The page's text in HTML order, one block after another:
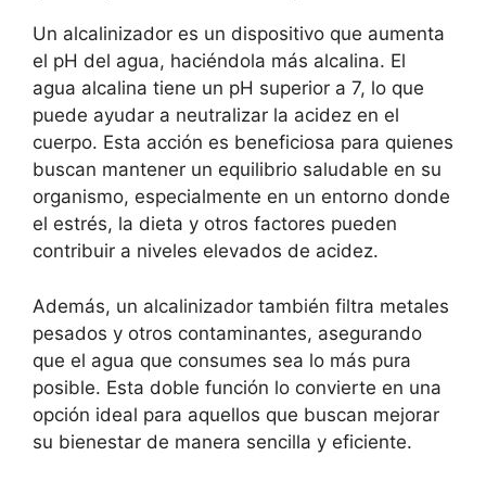
Un alcalinizador es un dispositivo que aumenta
el pH del agua, haciéndola más alcalina. El
agua alcalina tiene un pH superior a 7, lo que
puede ayudar a neutralizar la acidez en el
cuerpo. Esta acción es beneficiosa para quienes
buscan mantener un equilibrio saludable en su
organismo, especialmente en un entorno donde
el estrés, la dieta y otros factores pueden
contribuir a niveles elevados de acidez.
Además, un alcalinizador también filtra metales
pesados y otros contaminantes, asegurando
que el agua que consumes sea lo más pura
posible. Esta doble función lo convierte en una
opción ideal para aquellos que buscan mejorar
su bienestar de manera sencilla y eficiente.